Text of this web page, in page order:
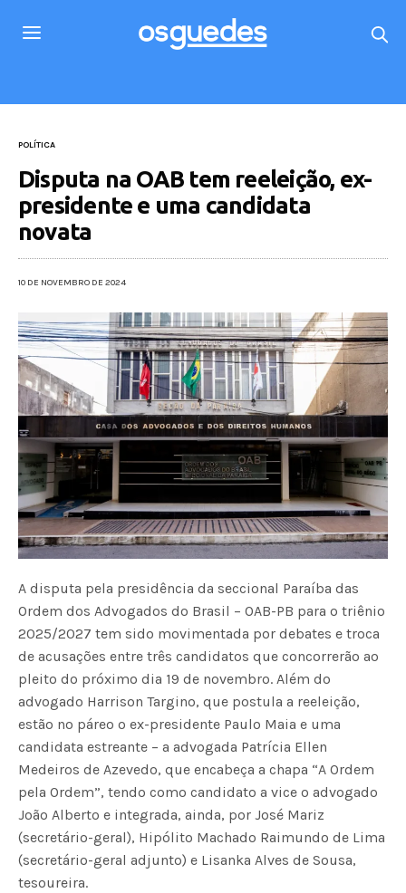
POLÍTICA
Disputa na OAB tem reeleição, ex-
presidente e uma candidata
novata
10 DE NOVEMBRO DE 2024
A disputa pela presidência da seccional Paraíba das
Ordem dos Advogados do Brasil – OAB-PB para o triênio
2025/2027 tem sido movimentada por debates e troca
de acusações entre três candidatos que concorrerão ao
pleito do próximo dia 19 de novembro. Além do
advogado Harrison Targino, que postula a reeleição,
estão no páreo o ex-presidente Paulo Maia e uma
candidata estreante – a advogada Patrícia Ellen
Medeiros de Azevedo, que encabeça a chapa “A Ordem
pela Ordem”, tendo como candidato a vice o advogado
João Alberto e integrada, ainda, por José Mariz
(secretário-geral), Hipólito Machado Raimundo de Lima
(secretário-geral adjunto) e Lisanka Alves de Sousa,
tesoureira.